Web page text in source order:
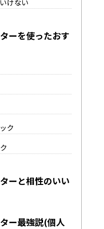
けない
ーを使ったおす
ク
ーと相性のいい
ー最強説(個人